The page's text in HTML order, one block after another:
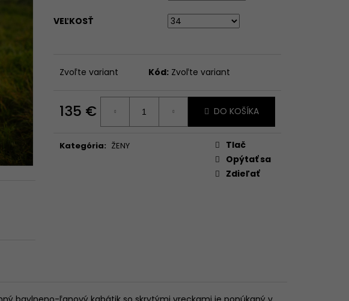
VEĽKOSŤ
Zvoľte variant Kód: Zvoľte variant
135 €
Jednotková
DO KOŠÍKA
Kategória: ŽENY
Tlač
Opýtať sa
Zdieľať
ŠATY PODĽA TVORIŤ A ĽÚBIŤ (VIAC
199 €